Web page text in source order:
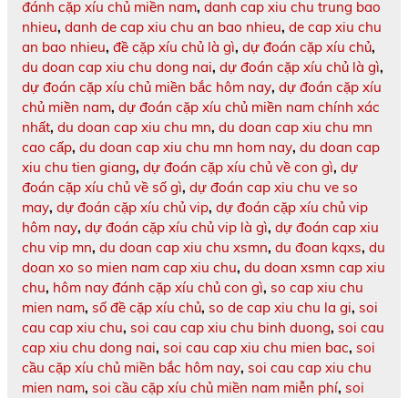
đánh cặp xíu chủ miền nam, danh cap xiu chu trung bao
nhieu, danh de cap xiu chu an bao nhieu, de cap xiu chu
an bao nhieu, đề cặp xíu chủ là gì, dự đoán cặp xíu chủ,
du doan cap xiu chu dong nai, dự đoán cặp xíu chủ là gì,
dự đoán cặp xíu chủ miền bắc hôm nay, dự đoán cặp xíu
chủ miền nam, dự đoán cặp xíu chủ miền nam chính xác
nhất, du doan cap xiu chu mn, du doan cap xiu chu mn
cao cấp, du doan cap xiu chu mn hom nay, du doan cap
xiu chu tien giang, dự đoán cặp xíu chủ về con gì, dự
đoán cặp xíu chủ về số gì, dự đoán cap xiu chu ve so
may, dự đoán cặp xíu chủ vip, dự đoán cặp xíu chủ vip
hôm nay, dự đoán cặp xíu chủ vip là gì, dự đoán cap xiu
chu vip mn, du doan cap xiu chu xsmn, du đoan kqxs, du
doan xo so mien nam cap xiu chu, du doan xsmn cap xiu
chu, hôm nay đánh cặp xíu chủ con gì, so cap xiu chu
mien nam, số đề cặp xíu chủ, so de cap xiu chu la gi, soi
cau cap xiu chu, soi cau cap xiu chu binh duong, soi cau
cap xiu chu dong nai, soi cau cap xiu chu mien bac, soi
cầu cặp xíu chủ miền bắc hôm nay, soi cau cap xiu chu
mien nam, soi cầu cặp xíu chủ miền nam miễn phí, soi